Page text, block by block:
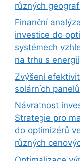
různých
Finanční
investice do
systémech
na trhu s energií
Zvýšení
solárních
Návratnost
Strategie pro
do optimizérů
různých